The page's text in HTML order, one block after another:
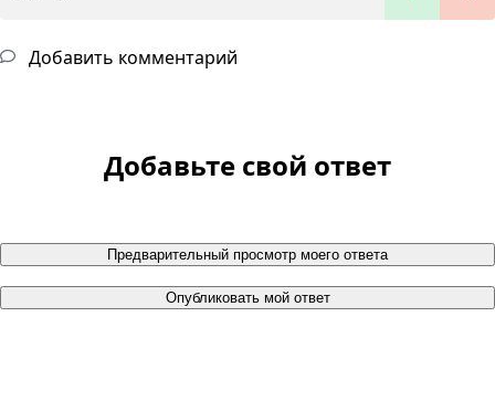
Добавить комментарий
Добавьте свой ответ
Предварительный просмотр моего ответа
Опубликовать мой ответ